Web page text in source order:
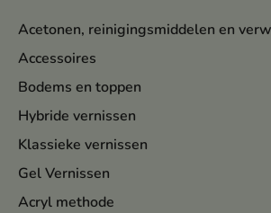
Acetonen, reinigingsmiddelen en
Accessoires
Bodems en toppen
Hybride vernissen
Klassieke vernissen
Gel Vernissen
Acryl methode